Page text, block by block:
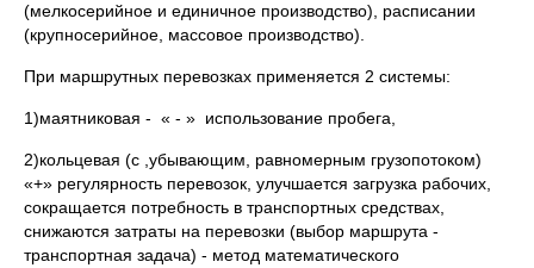
(мелкосерийное и единичное производство), расписании
(крупносерийное, массовое производство).
При маршрутных перевозках применяется 2 системы:
1)маятниковая - « - » использование пробега,
2)кольцевая (с ,убывающим, равномерным грузопотоком)
«+» регулярность перевозок, улучшается загрузка рабочих,
сокращается потребность в транспортных средствах,
снижаются затраты на перевозки (выбор маршрута -
транспортная задача) - метод математического